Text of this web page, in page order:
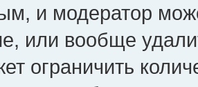
и модератор
или вообще
ограничить